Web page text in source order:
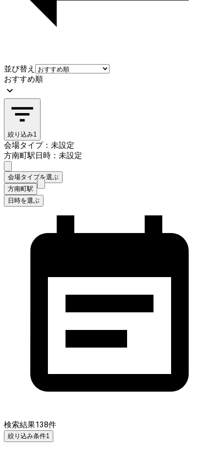
並び替え
おすすめ順
絞り込み1
会場タイプ：未設定
方南町駅日時：未設定
会場タイプを選ぶ
方南町駅
日時を選ぶ
検索結果138件
絞り込み条件1